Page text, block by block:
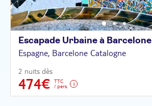
Escapade Urbaine à Barcelone
Espagne, Barcelone Catalogne
2 nuits dès
474€
TTC
/ pers.